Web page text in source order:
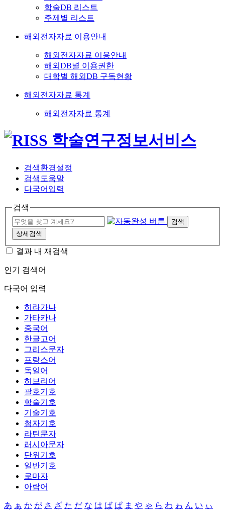
학술DB 리스트
주제별 리스트
해외전자자료 이용안내
해외전자자료 이용안내
해외DB별 이용권한
대학별 해외DB 구독현황
해외전자자료 통계
해외전자자료 통계
검색환경설정
검색도움말
다국어입력
검색
검색
상세검색
결과 내 재검색
인기 검색어
다국어 입력
히라가나
가타카나
중국어
한글고어
그리스문자
프랑스어
독일어
히브리어
괄호기호
학술기호
기술기호
첨자기호
라틴문자
러시아문자
단위기호
일반기호
로마자
아랍어
あ ぁ か が さ ざ た だ な は ば ぱ ま や ゃ ら わ ゎ ん い ぃ